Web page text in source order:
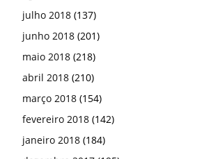
julho 2018 (137)
junho 2018 (201)
maio 2018 (218)
abril 2018 (210)
março 2018 (154)
fevereiro 2018 (142)
janeiro 2018 (184)